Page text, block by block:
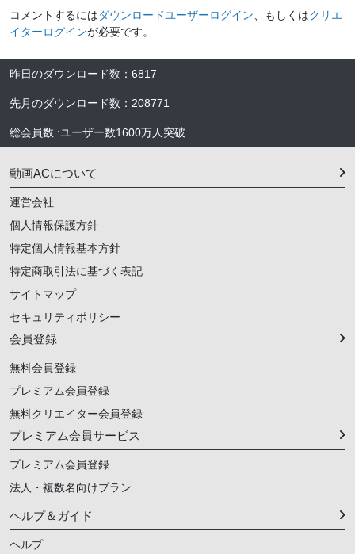
コメントするにはダウンロードユーザーログイン 、もしくはクリエ
イターログインが必要です。
昨日のダウンロード数 ： 6817
先月のダウンロード数 ： 208771
総会員数 :ユーザー数1600万人 突破
動画ACについて
運営会社
個人情報保護方針
特定個人情報基本方針
特定商取引法に基づく表記
サイトマップ
セキュリティポリシー
会員登録
無料会員登録
プレミアム会員登録
無料クリエイター会員登録
プレミアム会員サービス
プレミアム会員登録
法人・複数名向けプラン
ヘルプ＆ガイド
ヘルプ